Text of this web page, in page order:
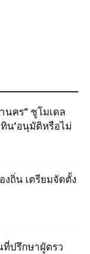
นคร” ชูโมเดล
น’อนุมัติหรือไม่
ถิ่น เตรียมจัดตั้ง
ปรึกษาผูัตรว